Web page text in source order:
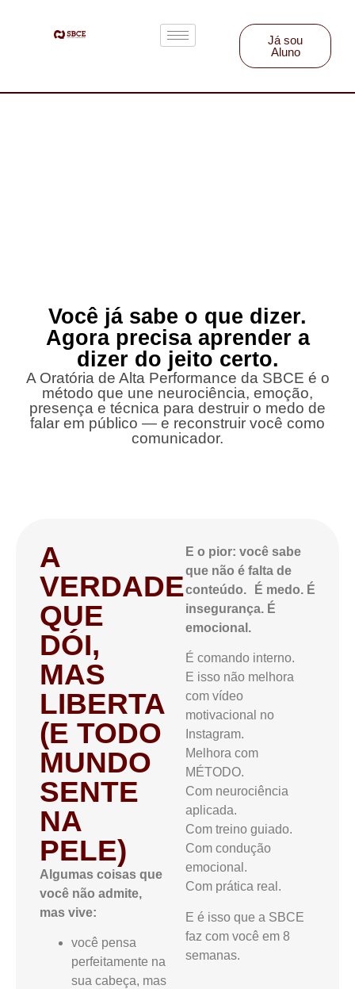
Já sou
Aluno
Você já sabe o que dizer.
Agora precisa aprender a
dizer do jeito certo.
A Oratória de Alta Performance da SBCE é o
método que une neurociência, emoção,
presença e técnica para destruir o medo de
falar em público — e reconstruir você como
comunicador.
A
VERDADE
QUE
DÓI,
MAS
LIBERTA
(E TODO
MUNDO
SENTE
NA
PELE)
Algumas coisas que
você não admite,
mas vive:
você pensa
perfeitamente na
sua cabeça, mas
E o pior: você sabe
que não é falta de
conteúdo. É medo. É
insegurança. É
emocional.
É comando interno.
E isso não melhora
com vídeo
motivacional no
Instagram.
Melhora com
MÉTODO.
Com neurociência
aplicada.
Com treino guiado.
Com condução
emocional.
Com prática real.
E é isso que a SBCE
faz com você em 8
semanas.